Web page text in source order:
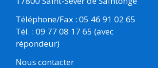
Téléphone/Fax : 05 46 91 02 65
Tél. : 09 77 08 17 65 (avec
répondeur)
Nous contacter